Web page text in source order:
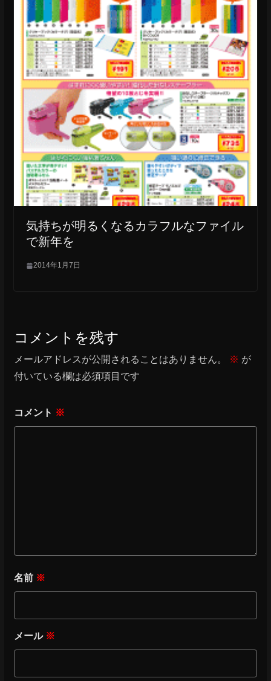
気持ちが明るくなるカラフルなファイル
で新年を
2014年1月7日
コメントを残す
メールアドレスが公開されることはありません。 ※ が
付いている欄は必須項目です
コメント ※
名前 ※
メール ※